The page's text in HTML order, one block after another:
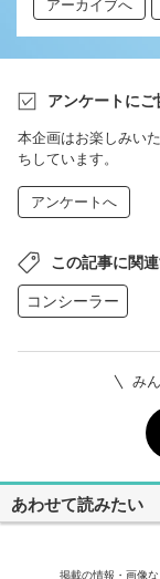
アーカイブへ
アンケートに
本企画はお楽しみい
ちしています。
アンケートへ
この記事に関
コンシーラー
み
あわせて読みたい
掲載の情報・画像